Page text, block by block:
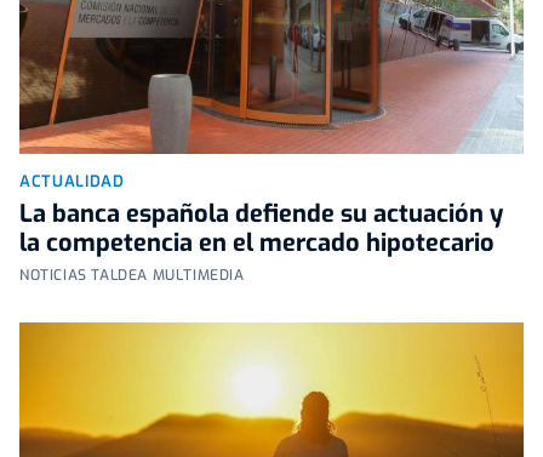
ACTUALIDAD
La banca española defiende su actuación y
la competencia en el mercado hipotecario
NOTICIAS TALDEA MULTIMEDIA